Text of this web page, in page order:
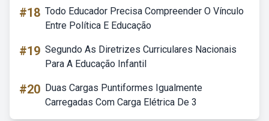
#18 Todo Educador Precisa Compreender O Vínculo
Entre Política E Educação
#19 Segundo As Diretrizes Curriculares Nacionais
Para A Educação Infantil
#20 Duas Cargas Puntiformes Igualmente
Carregadas Com Carga Elétrica De 3